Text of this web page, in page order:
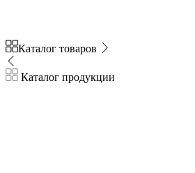
Каталог товаров
Каталог продукции